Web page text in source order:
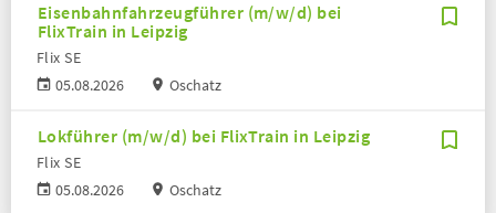
Eisenbahnfahrzeugführer (m/w/d) bei
FlixTrain in Leipzig
05.08.2026
Flix SE
Oschatz
Lokführer (m/w/d) bei FlixTrain in Leipzig
05.08.2026
Flix SE
Oschatz